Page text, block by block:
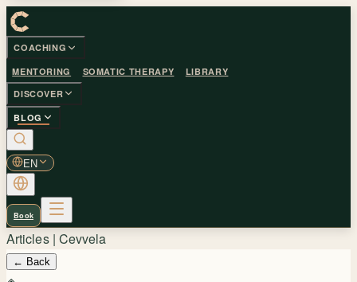
COACHING
MENTORING SOMATIC THERAPY
LIBRARY
DISCOVER
BLOG
EN
Book
Articles | Cevvela
← Back